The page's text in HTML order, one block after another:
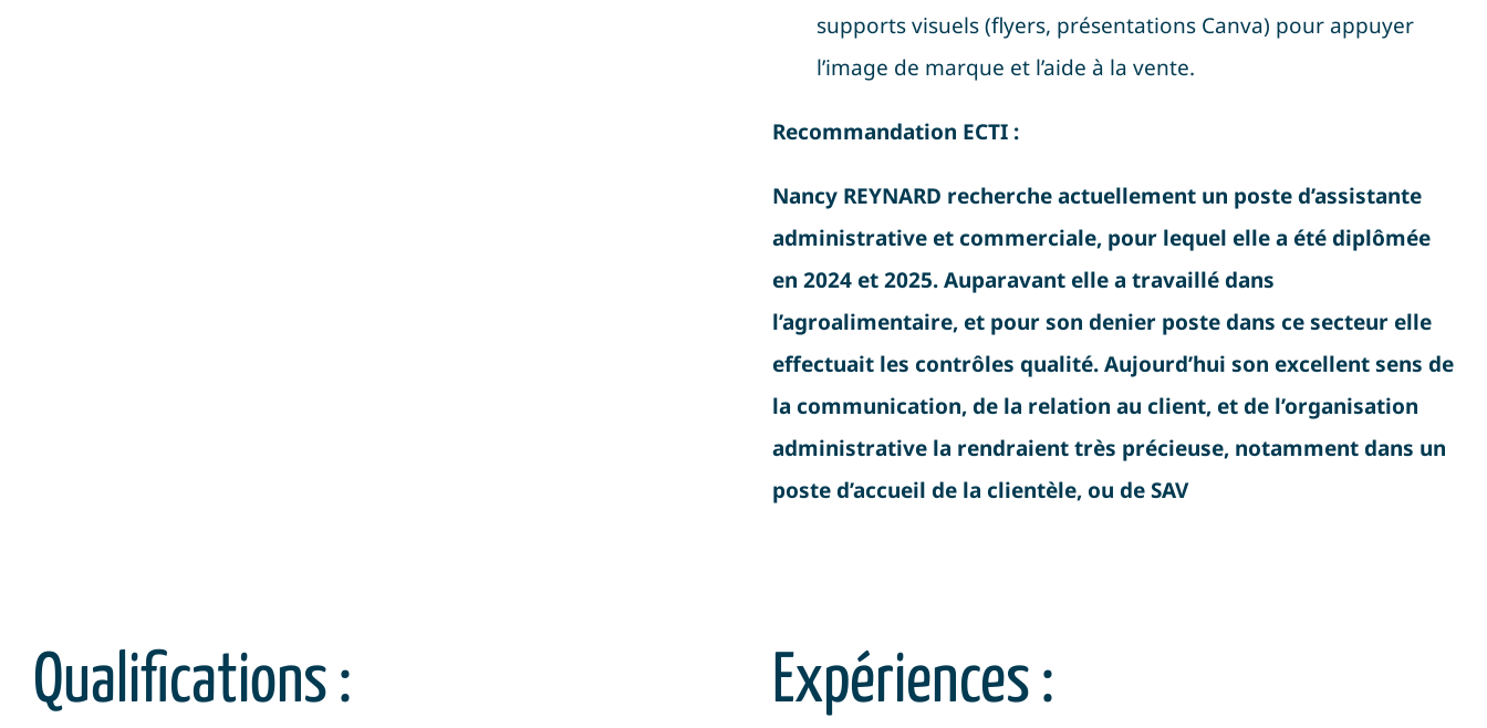
supports visuels (flyers, présentations Canva) pour appuyer
l’image de marque et l’aide à la vente.
Recommandation ECTI :
Nancy REYNARD recherche actuellement un poste d’assistante
administrative et commerciale, pour lequel elle a été diplômée
en 2024 et 2025. Auparavant elle a travaillé dans
l’agroalimentaire, et pour son denier poste dans ce secteur elle
effectuait les contrôles qualité. Aujourd’hui son excellent sens de
la communication, de la relation au client, et de l’organisation
administrative la rendraient très précieuse, notamment dans un
poste d’accueil de la clientèle, ou de SAV
Qualifications : Expériences :